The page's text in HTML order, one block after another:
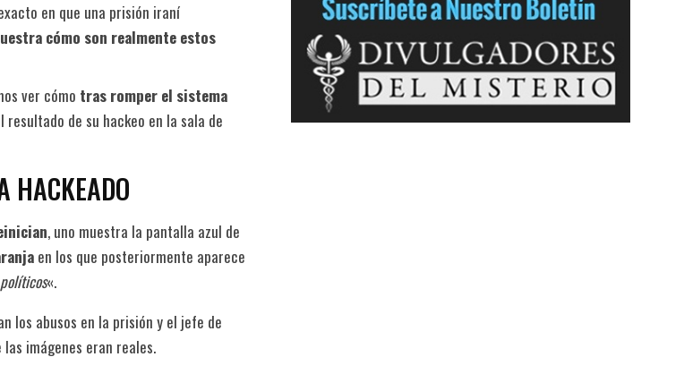
en que una prisión iraní
cómo son realmente estos
ver cómo tras romper el sistema
resultado de su hackeo en la sala de
HACKEADO
, uno muestra la pantalla azul de
en los que posteriormente aparece
«.
los abusos en la prisión y el jefe de
imágenes eran reales.